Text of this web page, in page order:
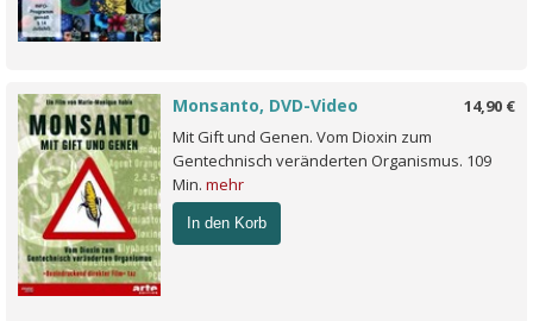
14,90 €
Monsanto, DVD-Video
Mit Gift und Genen. Vom Dioxin zum
Gentechnisch veränderten Organismus. 109
Min. mehr
In den Korb